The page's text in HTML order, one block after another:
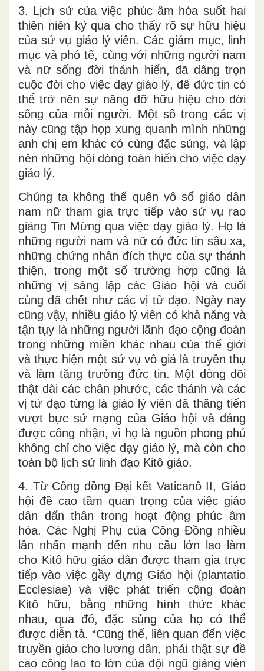
3. Lịch sử của việc phúc âm hóa suốt hai
thiên niên kỷ qua cho thấy rõ sự hữu hiệu
của sứ vụ giáo lý viên. Các giám mục, linh
mục và phó tế, cùng với những người nam
và nữ sống đời thánh hiến, đã dâng trọn
cuộc đời cho việc dạy giáo lý, để đức tin có
thể trở nên sự nâng đỡ hữu hiệu cho đời
sống của mỗi người. Một số trong các vị
này cũng tập họp xung quanh mình những
anh chị em khác có cùng đặc sủng, và lập
nên những hội dòng toàn hiến cho việc dạy
giáo lý.
Chúng ta không thể quên vô số giáo dân
nam nữ tham gia trực tiếp vào sứ vụ rao
giảng Tin Mừng qua việc dạy giáo lý. Họ là
những người nam và nữ có đức tin sâu xa,
những chứng nhân đích thực của sự thánh
thiện, trong một số trường hợp cũng là
những vị sáng lập các Giáo hội và cuối
cùng đã chết như các vị tử đạo. Ngày nay
cũng vậy, nhiều giáo lý viên có khả năng và
tận tụy là những người lãnh đạo cộng đoàn
trong những miền khác nhau của thế giới
và thực hiện một sứ vụ vô giá là truyền thụ
và làm tăng trưởng đức tin. Một dòng dõi
thật dài các chân phước, các thánh và các
vị tử đạo từng là giáo lý viên đã thăng tiến
vượt bực sứ mạng của Giáo hội và đáng
được công nhận, vì họ là nguồn phong phú
không chỉ cho việc dạy giáo lý, mà còn cho
toàn bộ lịch sử linh đạo Kitô giáo.
4. Từ Công đồng Đại kết Vaticanô II, Giáo
hội đề cao tầm quan trọng của việc giáo
dân dấn thân trong hoạt động phúc âm
hóa. Các Nghị Phụ của Công Đồng nhiều
lần nhấn mạnh đến nhu cầu lớn lao làm
cho Kitô hữu giáo dân được tham gia trực
tiếp vào việc gầy dựng Giáo hội (plantatio
Ecclesiae) và việc phát triển cộng đoàn
Kitô hữu, bằng những hình thức khác
nhau, qua đó, đặc sủng của họ có thể
được diễn tả. “Cũng thế, liên quan đến việc
truyền giáo cho lương dân, phải thật sự đề
cao công lao to lớn của đội ngũ giảng viên